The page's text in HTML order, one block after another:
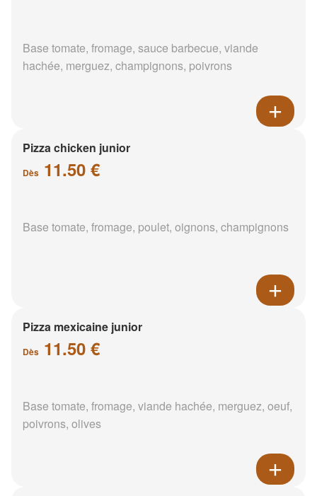
Base tomate, fromage, sauce barbecue, viande
hachée, merguez, champignons, poivrons
Pizza chicken junior
Dès 11.50 €
Base tomate, fromage, poulet, oignons, champignons
Pizza mexicaine junior
Dès 11.50 €
Base tomate, fromage, viande hachée, merguez, oeuf,
poivrons, olives